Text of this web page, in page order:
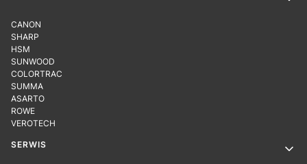
CANON
SHARP
HSM
SUNWOOD
COLORTRAC
SUMMA
ASARTO
ROWE
VEROTECH
SERWIS